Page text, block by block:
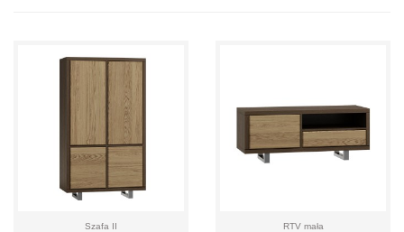
Szafa II RTV mała